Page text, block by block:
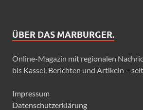
ÜBER DAS MARBURGER.
Online-Magazin mit regionalen
bis Kassel, Berichten und Artikeln –
Impressum
Datenschutzerklärung